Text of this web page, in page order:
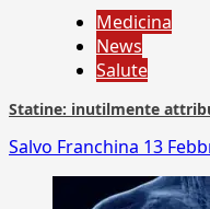
Medicina
News
Salute
Statine: inutilmente
Salvo Franchina 13